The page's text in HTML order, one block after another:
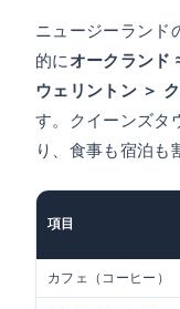
ニュージーランド
的にオークランド
ウェリントン ＞
す。クイーンズタ
り、食事も宿泊も
項目
カフェ（コーヒー）